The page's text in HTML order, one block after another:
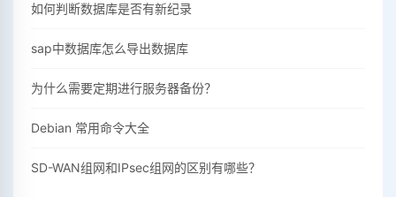
如何判断数据库是否有新纪录
sap中数据库怎么导出数据库
为什么需要定期进行服务器备份？
Debian 常用命令大全
SD-WAN组网和IPsec组网的区别有哪些？